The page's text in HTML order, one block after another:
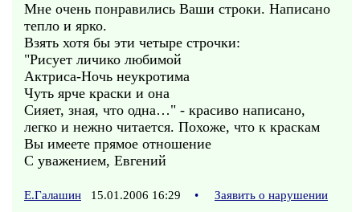
Мне очень понравились Ваши строки. Написано
тепло и ярко.
Взять хотя бы эти четыре строчки:
"Рисует личико любимой
Актриса-Ночь неукротима
Чуть ярче краски и она
Сияет, зная, что одна…" - красиво написано,
легко и нежно читается. Похоже, что к краскам
Вы имеете прямое отношение
С уважением, Евгений
Е.Галашин 15.01.2006 16:29 • Заявить о нарушении